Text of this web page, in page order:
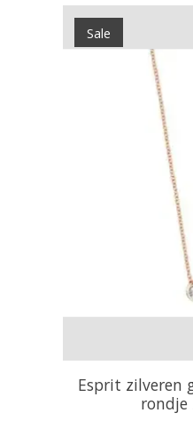
Sale
Esprit zilveren
rondje